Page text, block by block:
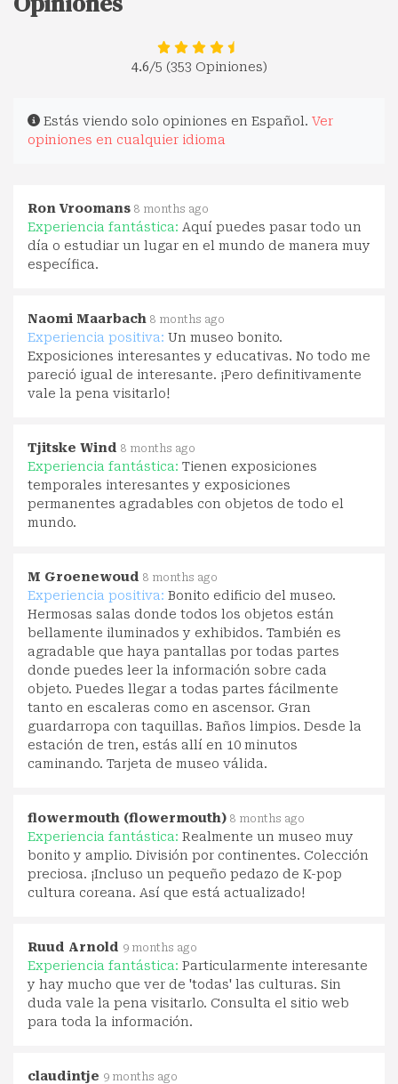
4.6/5 (353 Opiniones)
Estás viendo solo opiniones en Español. Ver
opiniones en cualquier idioma
Ron Vroomans 8 months ago
Experiencia fantástica: Aquí puedes pasar todo un
día o estudiar un lugar en el mundo de manera muy
específica.
Naomi Maarbach 8 months ago
Experiencia positiva: Un museo bonito.
Exposiciones interesantes y educativas. No todo me
pareció igual de interesante. ¡Pero definitivamente
vale la pena visitarlo!
Tjitske Wind 8 months ago
Experiencia fantástica: Tienen exposiciones
temporales interesantes y exposiciones
permanentes agradables con objetos de todo el
mundo.
M Groenewoud 8 months ago
Experiencia positiva: Bonito edificio del museo.
Hermosas salas donde todos los objetos están
bellamente iluminados y exhibidos. También es
agradable que haya pantallas por todas partes
donde puedes leer la información sobre cada
objeto. Puedes llegar a todas partes fácilmente
tanto en escaleras como en ascensor. Gran
guardarropa con taquillas. Baños limpios. Desde la
estación de tren, estás allí en 10 minutos
caminando. Tarjeta de museo válida.
flowermouth (flowermouth) 8 months ago
Experiencia fantástica: Realmente un museo muy
bonito y amplio. División por continentes. Colección
preciosa. ¡Incluso un pequeño pedazo de K-pop
cultura coreana. Así que está actualizado!
Ruud Arnold 9 months ago
Experiencia fantástica: Particularmente interesante
y hay mucho que ver de 'todas' las culturas. Sin
duda vale la pena visitarlo. Consulta el sitio web
para toda la información.
claudintje 9 months ago